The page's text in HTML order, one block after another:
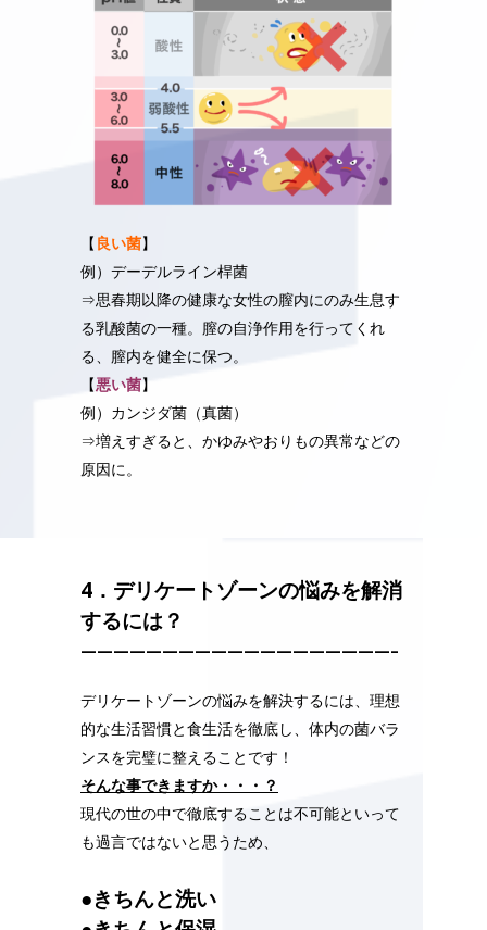
【 良い菌】
例）デーデルライン桿菌
⇒思春期以降の健康な女性の膣内にのみ生息す
る乳酸菌の一種。膣の自浄作用を行ってくれ
る、膣内を健全に保つ。
【悪い菌】
例）カンジダ菌（真菌）
⇒増えすぎると、かゆみやおりもの異常などの
原因に。
4． デリケートゾーンの悩みを解消
するには？
———————————————————–
デリケートゾーンの悩みを解決するには、理想
的な生活習慣と食生活を徹底し、体内の菌バラ
ンスを完璧に整えることです！
そんな事できますか・・・？
現代の世の中で徹底することは不可能といって
も過言ではないと思うため、
●きちんと洗い